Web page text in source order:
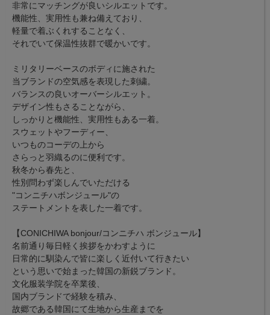
非常にマッチングが良いシルエットです。
機能性、実用性も兼ね備えており、
軽量で着ぶくれすることなく、
それでいて保温性抜群で暖かいです。
ミリタリーベースのボディに施された
当ブランドの空気感を表現した刺繍。
バランスの良いオーバーシルエット。
デザイン性もさることながら、
しっかりと機能性、実用性もある一着。
スウェットやフーディー、
いつものコーデの上から
さらっと羽織るのに便利です。
秋冬から春先と、
性別問わず楽しんでいただける
"コンニチハボンジュール"の
ステートメントを表した一着です。
【CONICHIWA bonjour/コンニチハ ボンジュール】
名前通り毎日軽く挨拶をかわすように
日常的に馴染んで皆に楽しく近付いて行きたい
という思いで始まった韓国の新鋭ブランド。
文化服装学院を卒業後、
国内ブランドで経験を積み、
故郷である韓国にて生地から生産までを